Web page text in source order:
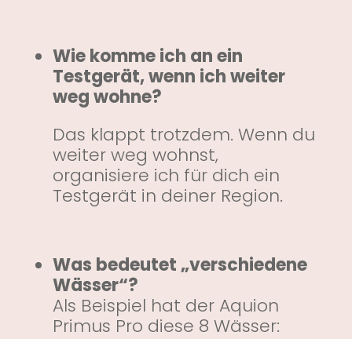
Wie komme ich an ein
Testgerät, wenn ich weiter
weg wohne?
Das klappt trotzdem. Wenn du
weiter weg wohnst,
organisiere ich für dich ein
Testgerät in deiner Region.
Was bedeutet „verschiedene
Wässer“?
Als Beispiel hat der Aquion
Primus Pro diese 8 Wässer: